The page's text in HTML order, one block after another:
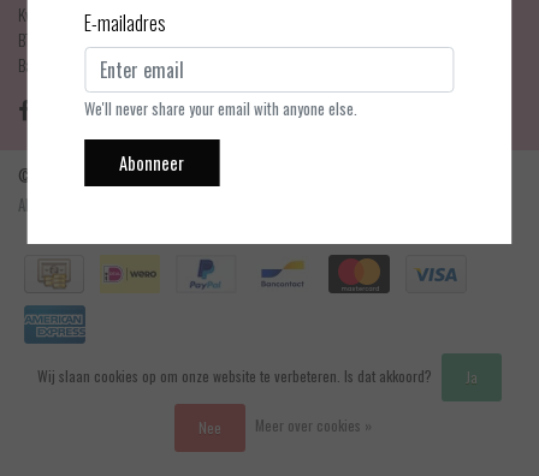
KvK Number: 75017679
BTW-number: NL001595356B03
Bankrekening: NL75 INGB 0778 3839 97
© Copyright 2026 - Evenstars Lingerie | Realisatie
Algemene voorwaarden
E-mailadres
We'll never share your email with anyone else.
Abonneer
Wij slaan cookies op om onze website te verbeteren. Is dat akkoord? Ja
Nee Meer over cookies »